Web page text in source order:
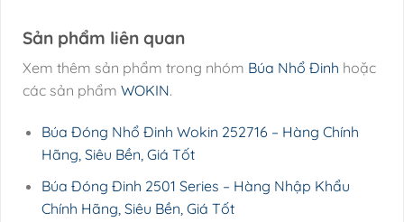
Sản phẩm liên quan
Xem thêm sản phẩm trong nhóm Búa Nhổ Đinh hoặc
các sản phẩm WOKIN.
Búa Đóng Nhổ Đinh Wokin 252716 – Hàng Chính
Hãng, Siêu Bền, Giá Tốt
Búa Đóng Đinh 2501 Series – Hàng Nhập Khẩu
Chính Hãng, Siêu Bền, Giá Tốt